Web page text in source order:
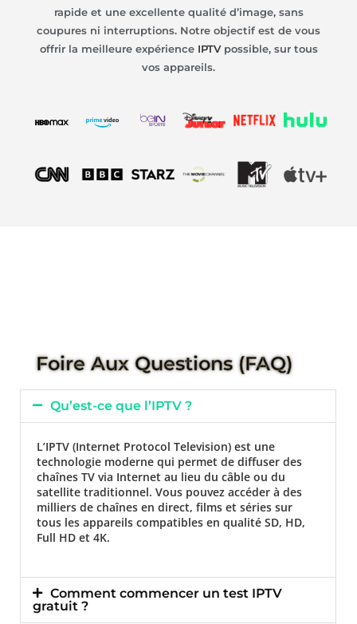
rapide et une excellente qualité d’image, sans
coupures ni interruptions. Notre objectif est de vous
offrir la meilleure expérience IPTVpossible, sur tous
vos appareils.
Foire Aux Questions (FAQ)
Qu’est-ce que l’IPTV ?
L’IPTV (Internet Protocol Television) est une
technologie moderne qui permet de diffuser des
chaînes TV via Internet au lieu du câble ou du
satellite traditionnel. Vous pouvez accéder à des
milliers de chaînes en direct, films et séries sur
tous les appareils compatibles en qualité SD, HD,
Full HD et 4K.
Comment commencer un test IPTV
gratuit ?